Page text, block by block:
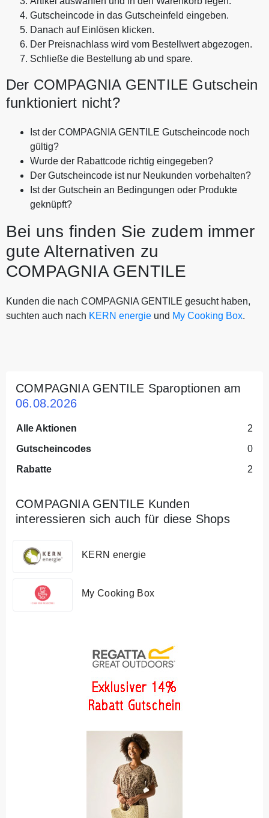
Gutscheincode in das Gutscheinfeld eingeben.
Danach auf Einlösen klicken.
Der Preisnachlass wird vom Bestellwert abgezogen.
Schließe die Bestellung ab und spare.
Der COMPAGNIA GENTILE Gutschein
funktioniert nicht?
Ist der COMPAGNIA GENTILE Gutscheincode noch
gültig?
Wurde der Rabattcode richtig eingegeben?
Der Gutscheincode ist nur Neukunden vorbehalten?
Ist der Gutschein an Bedingungen oder Produkte
geknüpft?
Bei uns finden Sie zudem immer
gute Alternativen zu
COMPAGNIA GENTILE
Kunden die nach COMPAGNIA GENTILE gesucht haben,
suchten auch nach KERN energie und My Cooking Box.
COMPAGNIA GENTILE Sparoptionen am
06.08.2026
Alle Aktionen
2
Gutscheincodes
0
Rabatte
2
COMPAGNIA GENTILE Kunden
interessieren sich auch für diese Shops
KERN energie
My Cooking Box